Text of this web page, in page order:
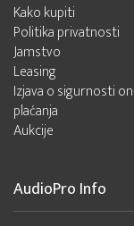
Kako kupiti
Politika privatnosti
Jamstvo
Leasing
Izjava o sigurnosti
plaćanja
Aukcije
AudioPro Info